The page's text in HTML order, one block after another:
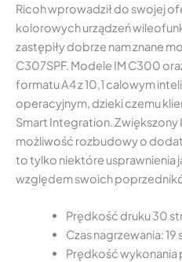
Ricoh wprowadził do swojej
kolorowych urządzeń
zastępiły dobrze nam znane
C307SPF. Modele IM C300
formatu A4 z 10,1 calowym
operacyjnym, dzieki czemu
Smart Integration. Zwiększony
możliwość rozbudowy o
to tylko niektóre usprawnienia
względem swoich
Prędkość druku 30
Czas nagrzewania: 19
Prędkość wykonania